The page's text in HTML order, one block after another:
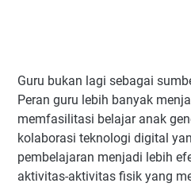
Guru bukan lagi sebagai
Peran guru lebih banyak
memfasilitasi belajar anak
kolaborasi teknologi digital
pembelajaran menjadi lebih
aktivitas-aktivitas fisik yang